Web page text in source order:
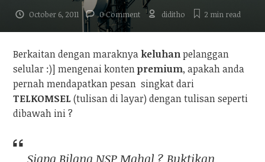
October 6, 2011 0 Comment diditho 2 minread
Berkaitan dengan maraknya keluhanpelanggan
selular :)] mengenai kontenpremium, apakah anda
pernah mendapatkan pesan singkat dari
TELKOMSEL (tulisan di layar) dengan tulisan seperti
dibawah ini ?